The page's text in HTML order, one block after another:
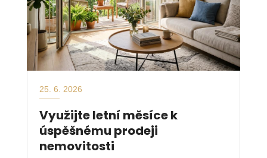
25. 6. 2026
Využijte letní měsíce k
úspěšnému prodeji
nemovitosti